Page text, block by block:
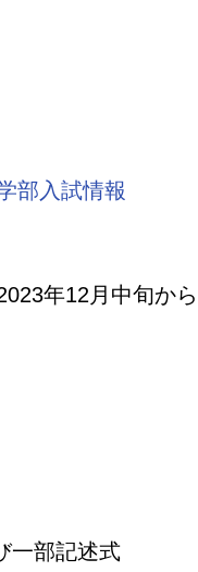
部入試情報
年12月中旬か
一部記述式